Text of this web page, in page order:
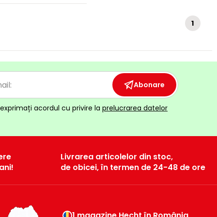
1
Abonare
acordul cu privire la prelucrarea datelor
Livrarea articolelor din stoc,
de obicei, în termen de 24-48 de ore